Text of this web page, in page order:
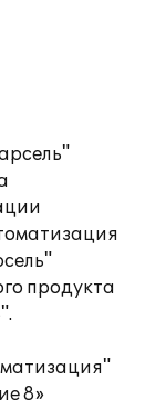
продукта
8»